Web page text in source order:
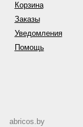
Корзина
Заказы
Уведомления
Помощь
abricos.by